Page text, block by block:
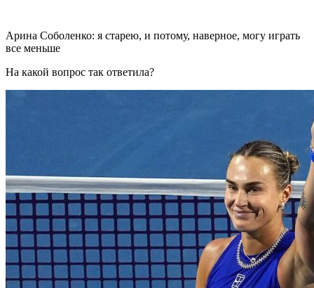
Арина Соболенко: я старею, и потому, наверное, могу играть
все меньше
На какой вопрос так ответила?